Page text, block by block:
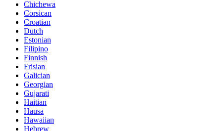
Chichewa
Corsican
Croatian
Dutch
Estonian
Filipino
Finnish
Frisian
Galician
Georgian
Gujarati
Haitian
Hausa
Hawaiian
Hebrew